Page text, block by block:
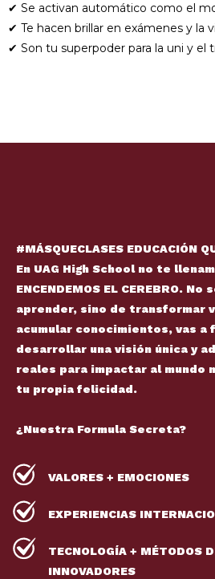
✔ Se activan automático como el
✔ Te hacen brillar en exámenes y la
✔ Son tu superpoder para la uni y el
#MÁSQUECLASES EDUCACIÓN
En UAG High School no te
ENCENDEMOS EL CEREBRO.
aprender, sino de transformar
acumular conocimientos, vas
desarrollar una visión única y
reales para impactar al mundo
tu propia felicidad.
¿Nuestra Formula Secreta?
VALORES + EMOCIONES
EXPERIENCIAS
TECNOLOGÍA + MÉTODOS
INNOVADORES